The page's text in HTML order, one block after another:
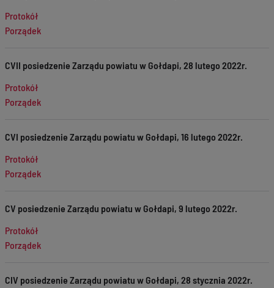
Protokół
Porządek
CVII posiedzenie Zarządu powiatu w Gołdapi, 28 lutego 2022r.
Protokół
Porządek
CVI posiedzenie Zarządu powiatu w Gołdapi, 16 lutego 2022r.
Protokół
Porządek
CV posiedzenie Zarządu powiatu w Gołdapi, 9 lutego 2022r.
Protokół
Porządek
CIV posiedzenie Zarządu powiatu w Gołdapi, 28 stycznia 2022r.